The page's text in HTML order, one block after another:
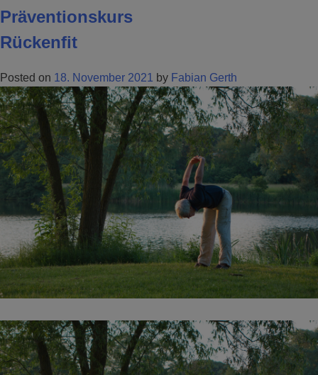
Präventionskurs
Rückenfit
Posted on 18. November 2021 by Fabian Gerth